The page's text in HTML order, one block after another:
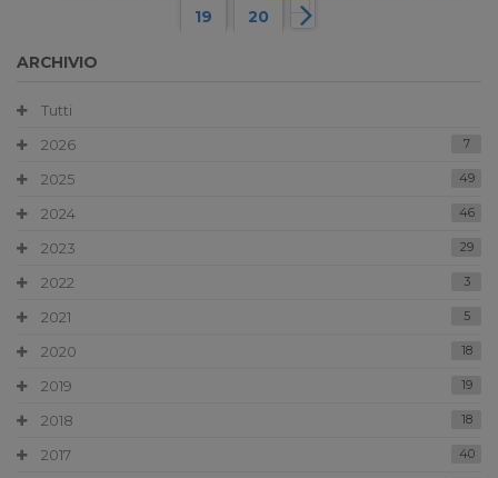
19
20
ARCHIVIO
Tutti
2026
7
2025 49
2024 46
2023 29
2022 3
2021 5
2020 18
2019 19
2018 18
2017 40